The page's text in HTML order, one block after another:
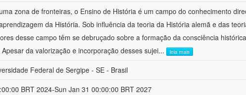
zona de fronteiras, o Ensino de História é um campo do conhecimento
da História. Sob influência da teoria da História alemã e das
desse campo têm se debruçado sobre a formação da consciência
da valorização e incorporação desses sujei... leia mais
Federal de Sergipe - SE - Brasil
BRT 2024-Sun Jan 31 00:00:00 BRT 2027